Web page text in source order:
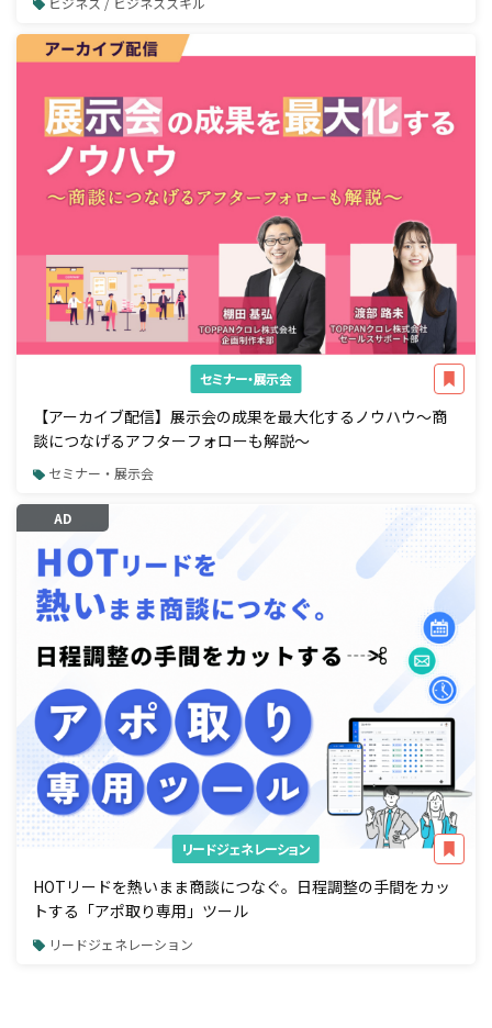
セミナー・展示会
【アーカイブ配信】展示会の成果を最大化するノウハウ～商
談につなげるアフターフォローも解説～
セミナー・展示会
AD
リードジェネレーション
HOTリードを熱いまま商談につなぐ。日程調整の手間をカッ
トする「アポ取り専用」ツール
リードジェネレーション